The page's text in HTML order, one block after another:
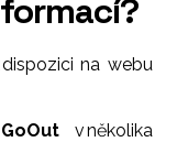
na webu
GoOutv několika